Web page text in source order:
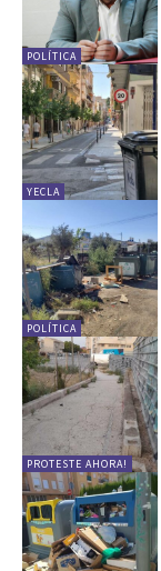
POLÍTICA
YECLA
POLÍTICA
PROTESTE AHORA!